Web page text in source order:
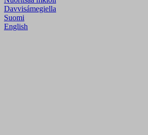
Davvisámegiella
Suomi
English